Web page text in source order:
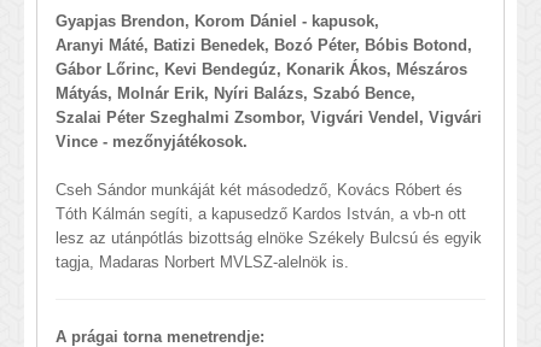
Gyapjas Brendon, Korom Dániel - kapusok,
Aranyi Máté, Batizi Benedek, Bozó Péter, Bóbis Botond,
Gábor Lőrinc, Kevi Bendegúz, Konarik Ákos, Mészáros
Mátyás, Molnár Erik, Nyíri Balázs, Szabó Bence,
Szalai Péter Szeghalmi Zsombor, Vigvári Vendel, Vigvári
Vince - mezőnyjátékosok.
Cseh Sándor munkáját két másodedző, Kovács Róbert és
Tóth Kálmán segíti, a kapusedző Kardos István, a vb-n ott
lesz az utánpótlás bizottság elnöke Székely Bulcsú és egyik
tagja, Madaras Norbert MVLSZ-alelnök is.
A prágai torna menetrendje: